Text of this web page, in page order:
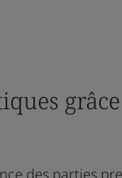
des parties